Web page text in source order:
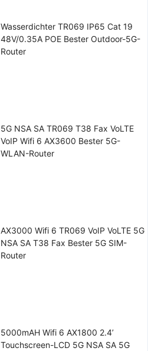
Wasserdichter TR069 IP65 Cat 19
48V/0.35A POE Bester Outdoor-5G-
Router
5G NSA SA TR069 T38 Fax VoLTE
VoIP Wifi 6 AX3600 Bester 5G-
WLAN-Router
AX3000 Wifi 6 TR069 VoIP VoLTE 5G
NSA SA T38 Fax Bester 5G SIM-
Router
5000mAH Wifi 6 AX1800 2.4’
Touchscreen-LCD 5G NSA SA 5G